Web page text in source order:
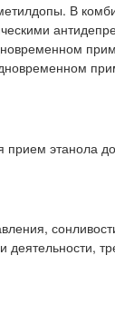
В
прием этанола
деятельности,